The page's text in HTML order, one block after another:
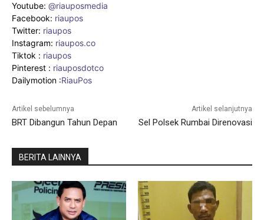
Youtube: @riauposmedia
Facebook: riaupos
Twitter: riaupos
Instagram: riaupos.co
Tiktok : riaupos
Pinterest : riauposdotco
Dailymotion :RiauPos
Artikel sebelumnya
BRT Dibangun Tahun Depan
Artikel selanjutnya
Sel Polsek Rumbai Direnovasi
BERITA LAINNYA